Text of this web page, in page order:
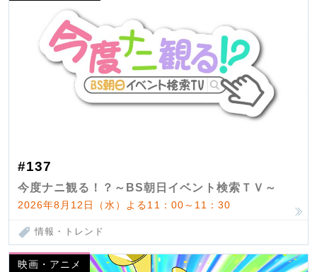
#137
今度ナニ観る！？～BS朝日イベント検索ＴＶ～
2026年8月12日（水）よる11：00～11：30
情報・トレンド
映画・アニメ